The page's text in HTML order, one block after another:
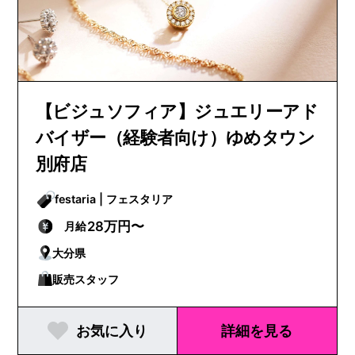
【ビジュソフィア】ジュエリーアド
バイザー（経験者向け）ゆめタウン
別府店
festaria | フェスタリア
月給28万円〜
大分県
販売スタッフ
お気に入り 詳細を見る